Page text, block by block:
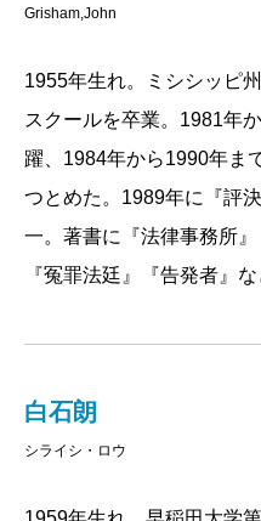
Grisham,John
1955年生れ。ミシシッピ
スクールを卒業。1981年
躍、1984年から1990年ま
つとめた。1989年に『評
一。著書に『法律事務所
『冤罪法廷』『告発者』な
白石朗
シライシ・ロウ